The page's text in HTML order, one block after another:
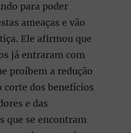
para poder
ameaças e vão
Ele afirmou que
já entraram com
proíbem a redução
corte dos benefícios
e das
que se encontram